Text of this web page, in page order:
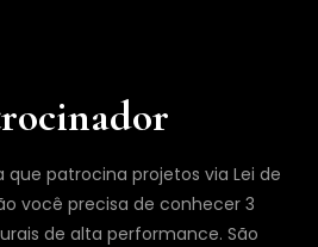
patrocina projetos via Lei de
você precisa de conhecer 3
de alta performance. São